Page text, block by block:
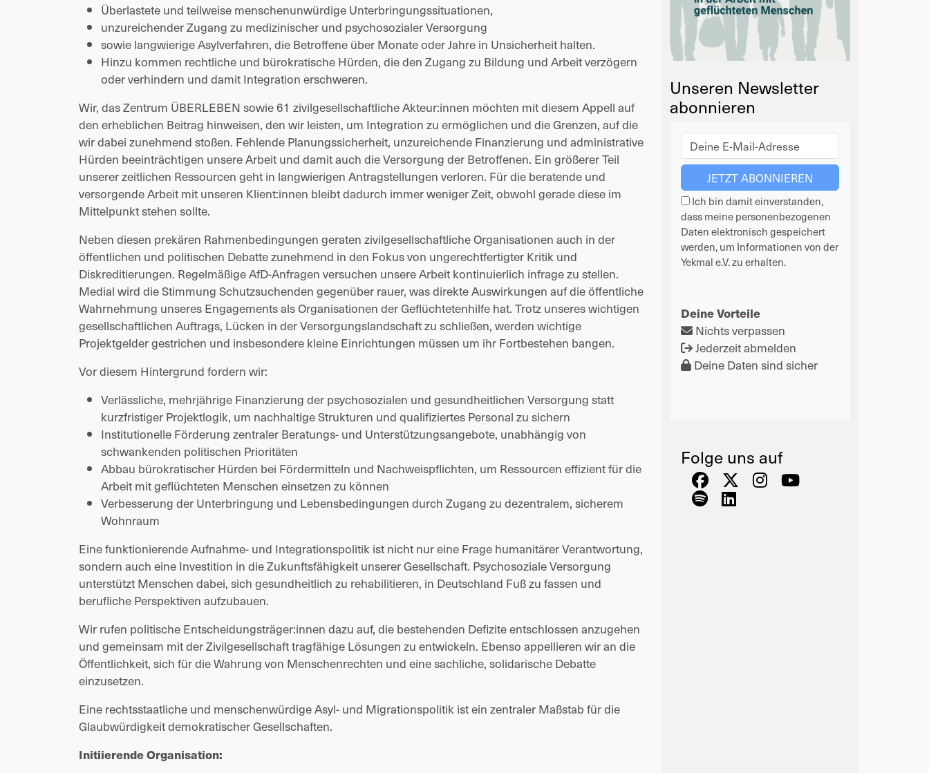
Überlastete und teilweise menschenunwürdige Unterbringungssituationen,
unzureichender Zugang zu medizinischer und psychosozialer Versorgung
sowie langwierige Asylverfahren, die Betroffene über Monate oder Jahre in Unsicherheit halten.
Hinzu kommen rechtliche und bürokratische Hürden, die den Zugang zu Bildung und Arbeit verzögern
oder verhindern und damit Integration erschweren.
Wir, das Zentrum ÜBERLEBEN sowie 61 zivilgesellschaftliche Akteur:innen möchten mit diesem Appell auf
den erheblichen Beitrag hinweisen, den wir leisten, um Integration zu ermöglichen und die Grenzen, auf die
wir dabei zunehmend stoßen. Fehlende Planungssicherheit, unzureichende Finanzierung und administrative
Hürden beeinträchtigen unsere Arbeit und damit auch die Versorgung der Betroffenen. Ein größerer Teil
unserer zeitlichen Ressourcen geht in langwierigen Antragstellungen verloren. Für die beratende und
versorgende Arbeit mit unseren Klient:innen bleibt dadurch immer weniger Zeit, obwohl gerade diese im
Mittelpunkt stehen sollte.
Neben diesen prekären Rahmenbedingungen geraten zivilgesellschaftliche Organisationen auch in der
öffentlichen und politischen Debatte zunehmend in den Fokus von ungerechtfertigter Kritik und
Diskreditierungen. Regelmäßige AfD-Anfragen versuchen unsere Arbeit kontinuierlich infrage zu stellen.
Medial wird die Stimmung Schutzsuchenden gegenüber rauer, was direkte Auswirkungen auf die öffentliche
Wahrnehmung unseres Engagements als Organisationen der Geflüchtetenhilfe hat. Trotz unseres wichtigen
gesellschaftlichen Auftrags, Lücken in der Versorgungslandschaft zu schließen, werden wichtige
Projektgelder gestrichen und insbesondere kleine Einrichtungen müssen um ihr Fortbestehen bangen.
Vor diesem Hintergrund fordern wir:
Verlässliche, mehrjährige Finanzierung der psychosozialen und gesundheitlichen Versorgung statt
kurzfristiger Projektlogik, um nachhaltige Strukturen und qualifiziertes Personal zu sichern
Institutionelle Förderung zentraler Beratungs- und Unterstützungsangebote, unabhängig von
schwankenden politischen Prioritäten
Abbau bürokratischer Hürden bei Fördermitteln und Nachweispflichten, um Ressourcen effizient für die
Arbeit mit geflüchteten Menschen einsetzen zu können
Verbesserung der Unterbringung und Lebensbedingungen durch Zugang zu dezentralem, sicherem
Wohnraum
Eine funktionierende Aufnahme- und Integrationspolitik ist nicht nur eine Frage humanitärer Verantwortung,
sondern auch eine Investition in die Zukunftsfähigkeit unserer Gesellschaft. Psychosoziale Versorgung
unterstützt Menschen dabei, sich gesundheitlich zu rehabilitieren, in Deutschland Fuß zu fassen und
berufliche Perspektiven aufzubauen.
Wir rufen politische Entscheidungsträger:innen dazu auf, die bestehenden Defizite entschlossen anzugehen
und gemeinsam mit der Zivilgesellschaft tragfähige Lösungen zu entwickeln. Ebenso appellieren wir an die
Öffentlichkeit, sich für die Wahrung von Menschenrechten und eine sachliche, solidarische Debatte
einzusetzen.
Eine rechtsstaatliche und menschenwürdige Asyl- und Migrationspolitik ist ein zentraler Maßstab für die
Glaubwürdigkeit demokratischer Gesellschaften.
Initiierende Organisation:
Unseren Newsletter
abonnieren
Ich bin damit einverstanden,
dass meine personenbezogenen
Daten elektronisch gespeichert
werden, um Informationen von der
Yekmal e.V. zu erhalten.
Deine Vorteile
Nichts verpassen
Jederzeit abmelden
Deine Daten sind sicher
Folge uns auf